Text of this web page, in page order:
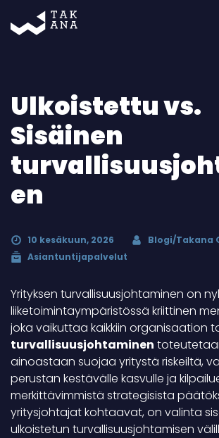
Ulkoistettu vs.
Sisäinen
en
10 kesäkuun, 2026
Blogi/Takana
Asiantuntijapalvelut
Yrityksen turvallisuusjohtaminen on
liiketoimintaympäristössä kriittinen
joka vaikuttaa kaikkiin organisaation
turvallisuusjohtaminen
ainoastaan suojaa yritystä riskeiltä,
perustan kestävälle kasvulle ja
merkittävimmistä strategisista
yritysjohtajat kohtaavat, on valinta
ulkoistetun turvallisuusjohtamisen